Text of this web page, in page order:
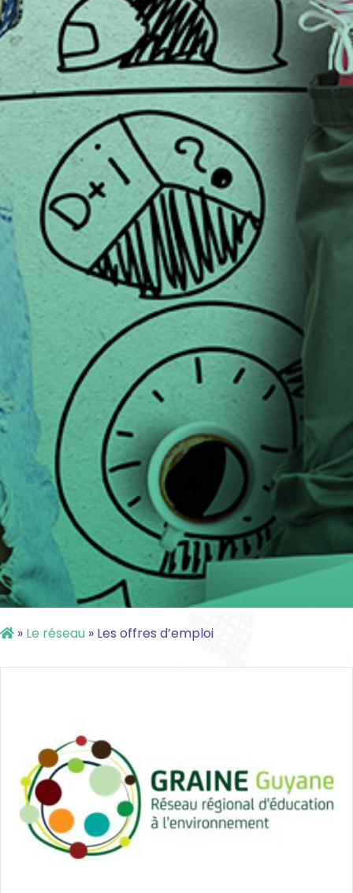
» Le réseau » Les offres d’emploi